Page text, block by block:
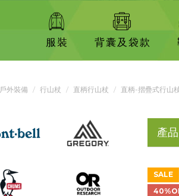
服裝 背囊及袋款
戶外裝備 行山杖 直柄行山杖 直柄-摺疊式行山
產品
SALE